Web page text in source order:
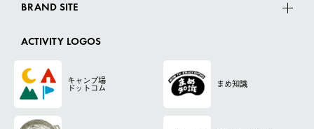
BRAND SITE
ACTIVITY LOGOS
キャンプ場
ドットコム まめ知識